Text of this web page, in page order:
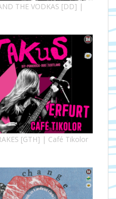
THE VODKAS [DD] |
[GTH] | Café Tikolor